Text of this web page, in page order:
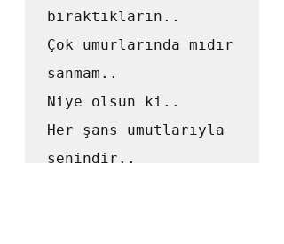
bıraktıkların..
Çok umurlarında mıdır
sanmam..
Niye olsun ki..
Her şans umutlarıyla
senindir..